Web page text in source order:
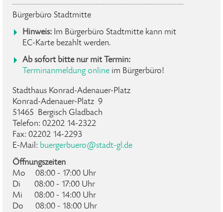
Bürgerbüro Stadtmitte
Hinweis: Im Bürgerbüro Stadtmitte kann mit
EC-Karte bezahlt werden.
Ab sofort bitte nur mit Termin:
Terminanmeldung online im Bürgerbüro!
Stadthaus Konrad-Adenauer-Platz
Konrad-Adenauer-Platz 9
51465 Bergisch Gladbach
Telefon: 02202 14-2322
Fax: 02202 14-2293
E-Mail: buergerbuero@stadt-gl .de
Öffnungszeiten
Mo 08:00 - 17:00 Uhr
Di 08:00 - 17:00 Uhr
Mi 08:00 - 14:00 Uhr
Do 08:00 - 18:00 Uhr